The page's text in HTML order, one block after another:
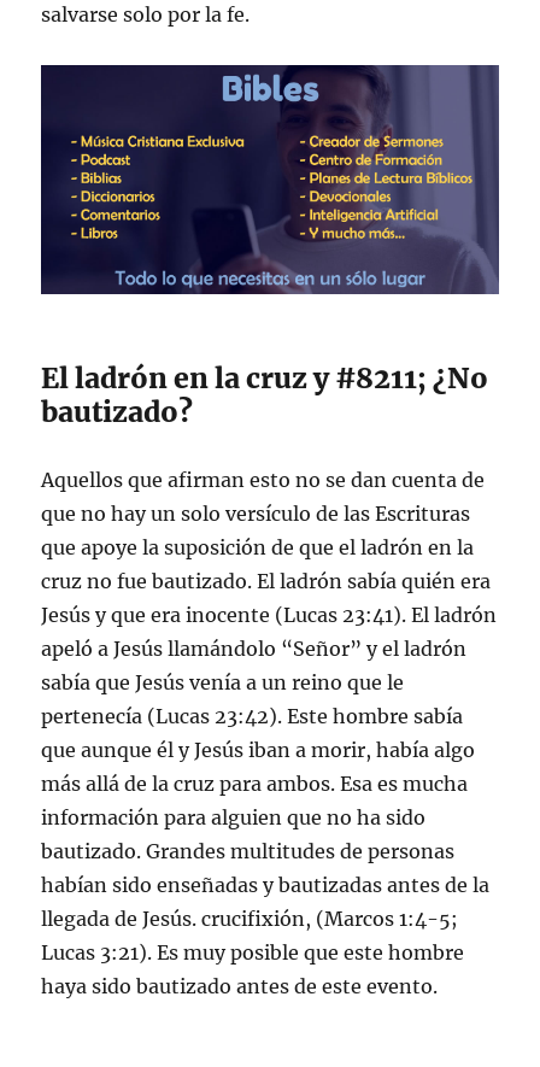
salvarse solo por la fe.
El ladrón en la cruz y #8211; ¿No
bautizado?
Aquellos que afirman esto no se dan cuenta de
que no hay un solo versículo de las Escrituras
que apoye la suposición de que el ladrón en la
cruz no fue bautizado. El ladrón sabía quién era
Jesús y que era inocente (Lucas 23:41). El ladrón
apeló a Jesús llamándolo “Señor” y el ladrón
sabía que Jesús venía a un reino que le
pertenecía (Lucas 23:42). Este hombre sabía
que aunque él y Jesús iban a morir, había algo
más allá de la cruz para ambos. Esa es mucha
información para alguien que no ha sido
bautizado. Grandes multitudes de personas
habían sido enseñadas y bautizadas antes de la
llegada de Jesús. crucifixión, (Marcos 1:4-5;
Lucas 3:21). Es muy posible que este hombre
haya sido bautizado antes de este evento.